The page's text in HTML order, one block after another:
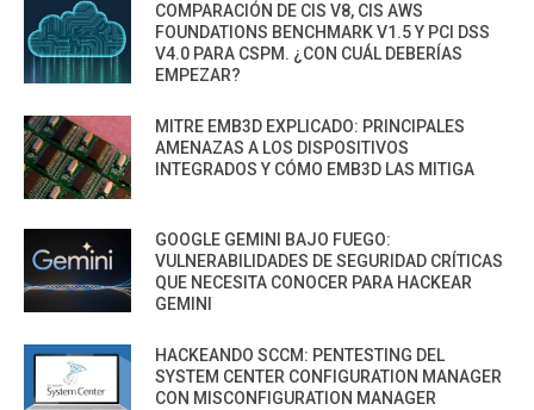
COMPARACIÓN DE CIS V8, CIS AWS
FOUNDATIONS BENCHMARK V1.5 Y PCI DSS
V4.0 PARA CSPM. ¿CON CUÁL DEBERÍAS
EMPEZAR?
MITRE EMB3D EXPLICADO: PRINCIPALES
AMENAZAS A LOS DISPOSITIVOS
INTEGRADOS Y CÓMO EMB3D LAS MITIGA
GOOGLE GEMINI BAJO FUEGO:
VULNERABILIDADES DE SEGURIDAD CRÍTICAS
QUE NECESITA CONOCER PARA HACKEAR
GEMINI
HACKEANDO SCCM: PENTESTING DEL
SYSTEM CENTER CONFIGURATION MANAGER
CON MISCONFIGURATION MANAGER